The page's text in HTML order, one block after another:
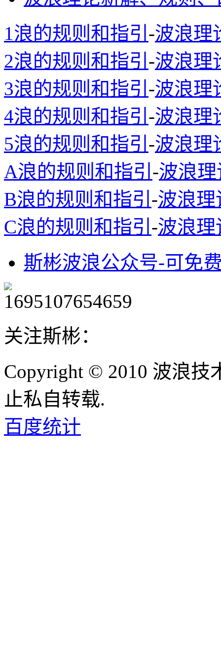
1浪的规则和指引 -波浪理
2浪的规则和指引 -波浪理
3浪的规则和指引 -波浪理
4浪的规则和指引 -波浪理
5浪的规则和指引 -波浪理
A浪的规则和指引 -波浪
B浪的规则和指引 -波浪
C浪的规则和指引 -波浪理
斯彬波浪公众号-可免
关注斯彬：
Copyright © 2010 波浪技
止私自转载.
百度统计